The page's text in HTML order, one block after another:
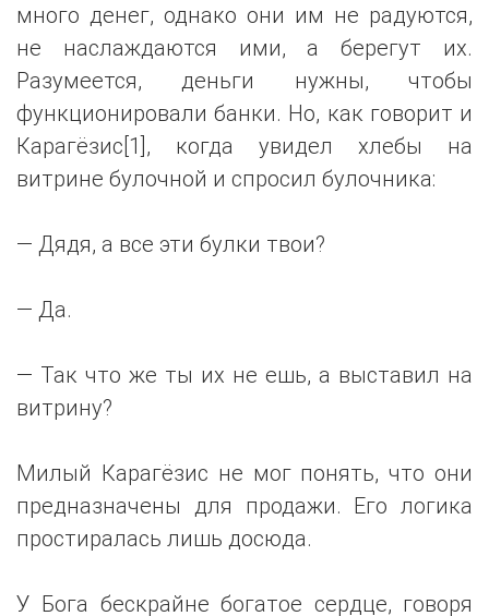
много денег, однако они им не радуются,
не наслаждаются ими, а берегут их.
Разумеется, деньги нужны, чтобы
функционировали банки. Но, как говорит и
Карагёзис[1], когда увидел хлебы на
витрине булочной и спросил булочника:
— Дядя, а все эти булки твои?
— Да.
— Так что же ты их не ешь, а выставил на
витрину?
Милый Карагёзис не мог понять, что они
предназначены для продажи. Его логика
простиралась лишь досюда.
У Бога бескрайне богатое сердце, говоря